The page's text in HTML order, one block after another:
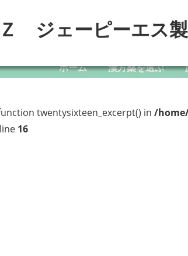
ホーム 漢方薬を選ぶ
ジェーピーエス製
twentysixteen_excerpt() in /
16